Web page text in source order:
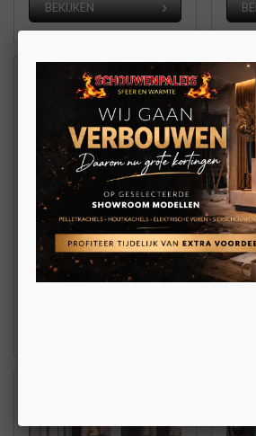
BEKIJKEN
Olsberg Alor Powerbloc!
Vrijstaande ronde
houtkachel 6kW
Met warmteopslag
stenen
€ 4.168,00
3-